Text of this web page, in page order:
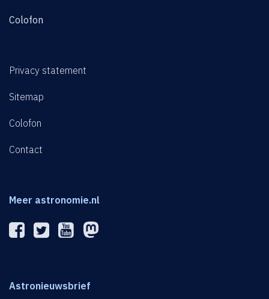
Colofon
Privacy statement
Sitemap
Colofon
Contact
Meer astronomie.nl
Astronieuwsbrief